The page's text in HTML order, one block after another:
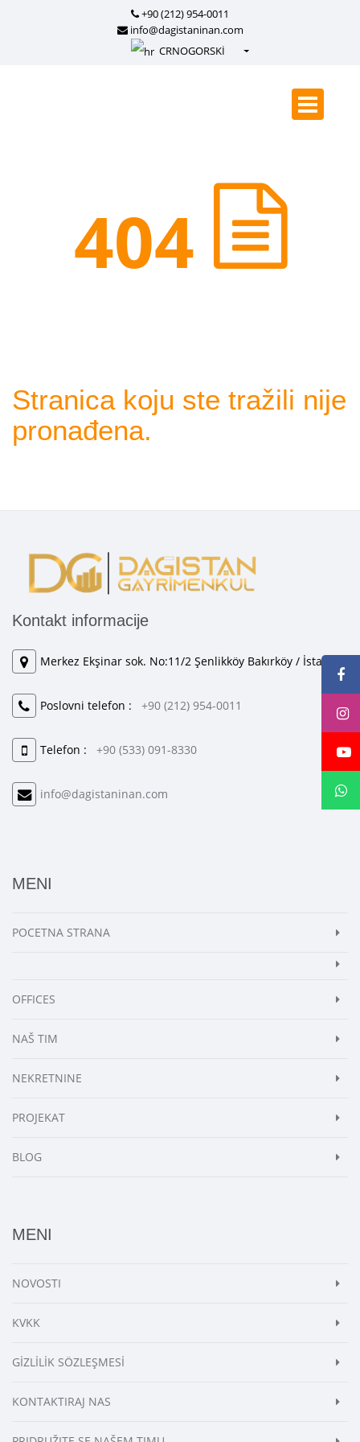
+90 (212) 954-0011
info@dagistaninan.com
CRNOGORSKİ
العربية - Arabic
Српски - Serbian
404
Stranica koju ste tražili nije
pronađena.
Kontakt informacije
Merkez Ekşinar sok. No:11/2 Şenlikköy Bakırköy / İstanbul
Poslovni telefon : +90 (212) 954-0011
Telefon : +90 (533) 091-8330
info@dagistaninan.com
MENI
POCETNA STRANA
OFFICES
NAŠ TIM
NEKRETNINE
PROJEKAT
BLOG
MENI
NOVOSTI
KVKK
GİZLİLİK SÖZLEŞMESİ
KONTAKTIRAJ NAS